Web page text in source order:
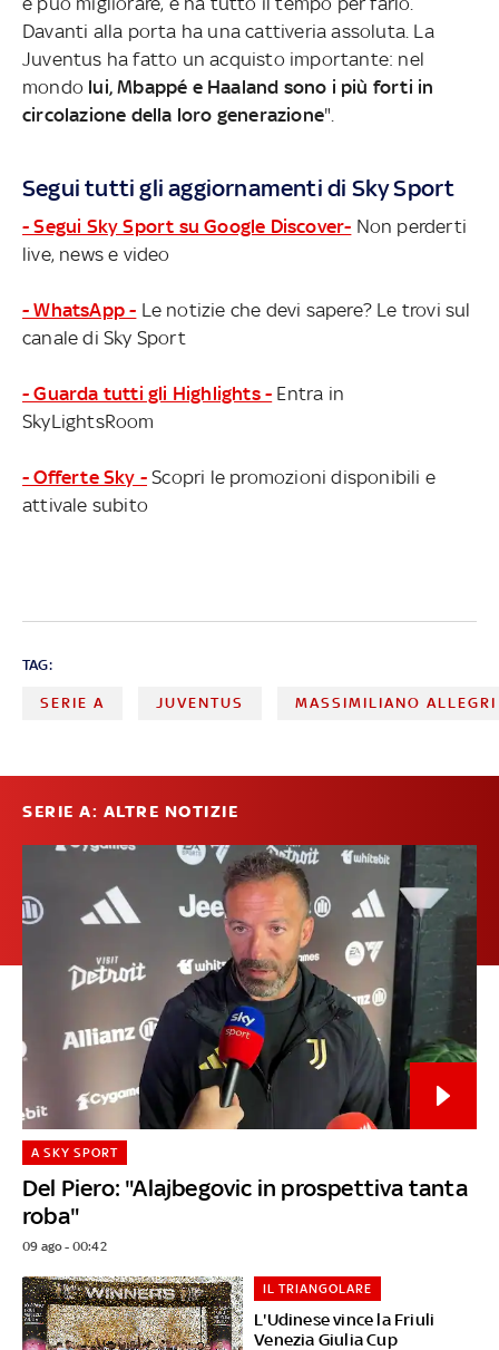
Davanti alla porta ha una cattiveria assoluta. La
Juventus ha fatto un acquisto importante: nel
mondo lui, Mbappé e Haaland sono i più forti in
circolazione della loro generazione".
Segui tutti gli aggiornamenti di Sky Sport
- Segui Sky Sport su Google Discover- Non perderti
live, news e video
- WhatsApp - Le notizie che devi sapere? Le trovi sul
canale di Sky Sport
- Guarda tutti gli Highlights - Entra in
SkyLightsRoom
- Offerte Sky - Scopri le promozioni disponibili e
attivale subito
TAG:
SERIE A JUVENTUS MASSIMILIANO ALLEGRI
SERIE A: ALTRE NOTIZIE
Del Piero: "Alajbegovic in prospettiva tanta
roba"
A SKY SPORT
09 ago - 00:42
L'Udinese vince la Friuli
Venezia Giulia Cup
IL TRIANGOLARE